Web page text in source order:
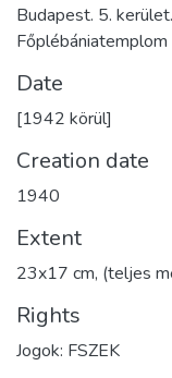
Budapest. 5.
Főplébániatemplom
Date
[1942 körül]
Creation date
1940
Extent
23x17 cm, (teljes
Rights
Jogok: FSZEK